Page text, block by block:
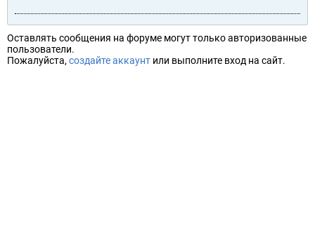
Оставлять сообщения на форуме могут только авторизованные
пользователи.
Пожалуйста, создайте аккаунт или выполните вход на сайт.